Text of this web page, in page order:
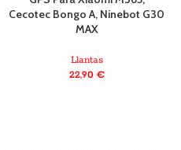
Cecotec Bongo A, Ninebot G30
MAX
Llantas
22,90 €